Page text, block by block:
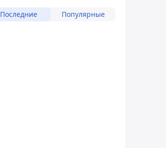
Последние Популярные